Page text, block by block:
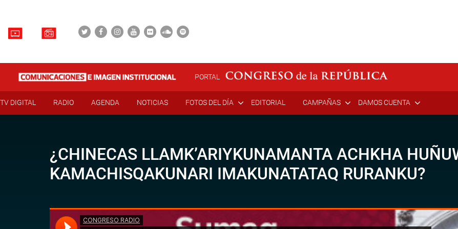
PORTAL
TV DIGITAL RADIO AGENDA NOTICIAS FOTOS DEL DÍA EDITORIAL CAMPAÑAS DAMOS CUENTA
¿CHINECAS LLAMK’ARIYKUNAMANTA ACHKHA
KAMACHISQAKUNARI IMAKUNATATAQ RURANKU?